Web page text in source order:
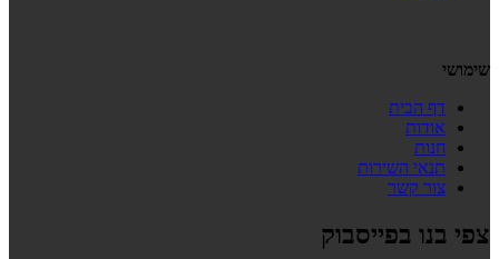
שימושי
דף הבית
אודות
חנות
תנאי השירות
צור קשר
צפי בנו בפייסבוק